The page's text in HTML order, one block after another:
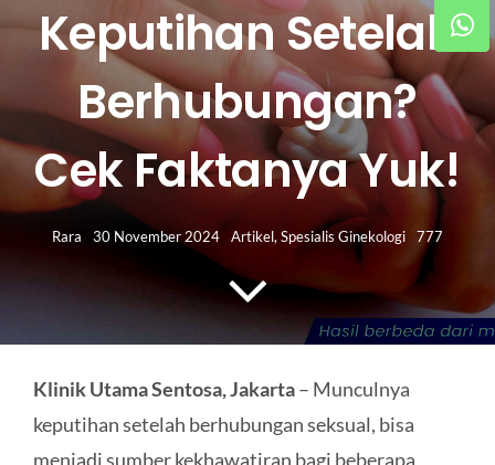
ARTIKEL
HUBUNGI KAMI
Search
Keputihan Setelah
Berhubungan?
Cek Faktanya Yuk!
Rara 30 November 2024 Artikel,Spesialis Ginekologi 777
Klinik Utama Sentosa, Jakarta– Munculnya
keputihan setelah berhubungan seksual, bisa
menjadi sumber kekhawatiran bagi beberapa